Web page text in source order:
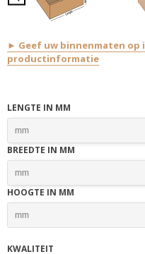
► Geef uw binnenmaten op
productinformatie
LENGTE IN MM
BREEDTE IN MM
HOOGTE IN MM
KWALITEIT